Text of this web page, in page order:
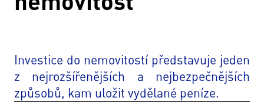
Investice do nemovitostí představuje jeden
z nejrozšířenějších a nejbezpečnějších
způsobů, kam uložit vydělané peníze.